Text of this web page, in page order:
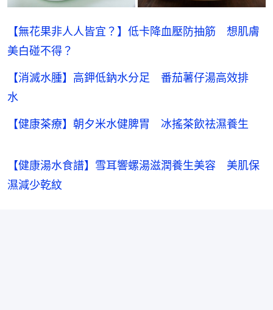
【無花果非人人皆宜？】低卡降血壓防抽筋 想肌膚
美白碰不得？
【消滅水腫】高鉀低鈉水分足 番茄薯仔湯高效排
水
【健康茶療】朝夕米水健脾胃 冰搖茶飲祛濕養生
【健康湯水食譜】雪耳響螺湯滋潤養生美容　美肌保
濕減少乾紋